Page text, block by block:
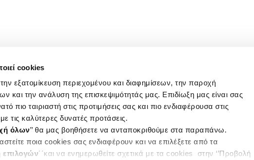
cookies
εξατομίκευση περιεχομένου και διαφημίσεων, την παροχή
και την ανάλυση της επισκεψιμότητάς μας. Επιδίωξη μας είναι σας
πιο ταιριαστή στις προτιμήσεις σας και πιο ενδιαφέρουσα στις
τις καλύτερες δυνατές προτάσεις.
όλων’’ θα μας βοηθήσετε να ανταποκριθούμε στα παραπάνω.
ποια cookies σας ενδιαφέρουν και να επιλέξετε από τα
΄΄και να ενημερωθείτε σχετικά με τα cookies στην ‘’Προβολή